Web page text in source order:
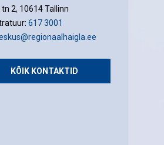
2, 10614 Tallinn
617 3001
KÕIK KONTAKTID